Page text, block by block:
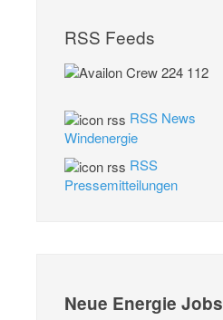
RSS Feeds
RSS News
Windenergie
RSS
Pressemitteilungen
Neue Energie Jobs